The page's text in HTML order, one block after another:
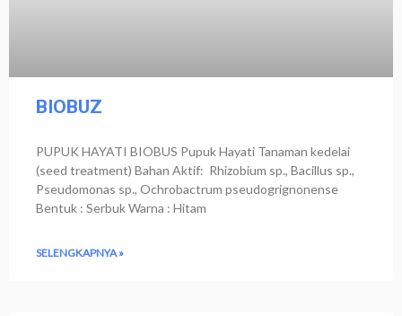
BIOBUZ
PUPUK HAYATI BIOBUS Pupuk Hayati Tanaman kedelai
(seed treatment) Bahan Aktif: Rhizobium sp., Bacillus sp.,
Pseudomonas sp., Ochrobactrum pseudogrignonense
Bentuk : Serbuk Warna : Hitam
SELENGKAPNYA »